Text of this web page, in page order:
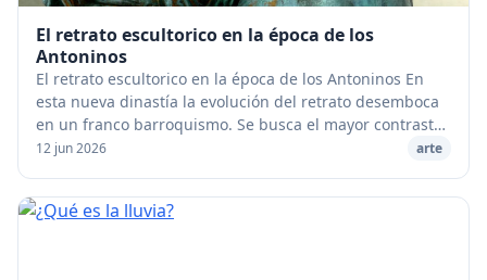
El retrato escultorico en la época de los
Antoninos
El retrato escultorico en la época de los Antoninos En
esta nueva dinastía la evolución del retrato desemboca
en un franco barroquismo. Se busca el mayor contraste
posible entre la suavidad y la tersu...
12 jun 2026 arte